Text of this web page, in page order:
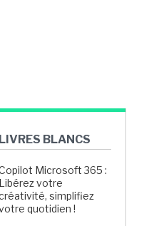
LIVRES BLANCS
Microsoft 365 :
Libérez votre
simplifiez
quotidien !